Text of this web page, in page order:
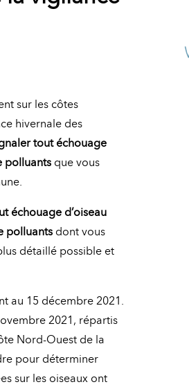
sur les côtes
hivernale des
tout échouage
polluantsque vous
échouage d’oiseau
polluants dont vous
détaillé possible et
au 15 décembre 2021.
2021, répartis
Nord-Ouest de la
pour déterminer
sur les oiseaux ont